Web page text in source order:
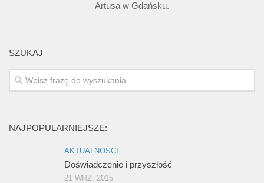
Artusa w Gdańsku.
SZUKAJ
NAJPOPULARNIEJSZE:
AKTUALNOŚCI
Doświadczenie i przyszłość
21 WRZ, 2015